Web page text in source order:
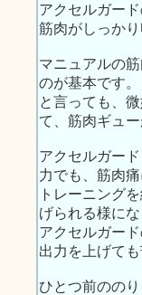
アクセルガー
筋肉がしっか
マニュアルの
のが基本です。
と言っても、
て、筋肉ギュ
アクセルガー
力でも、筋肉
トレーニング
げられる様にな
アクセルガー
出力を上げて
ひとつ前のの